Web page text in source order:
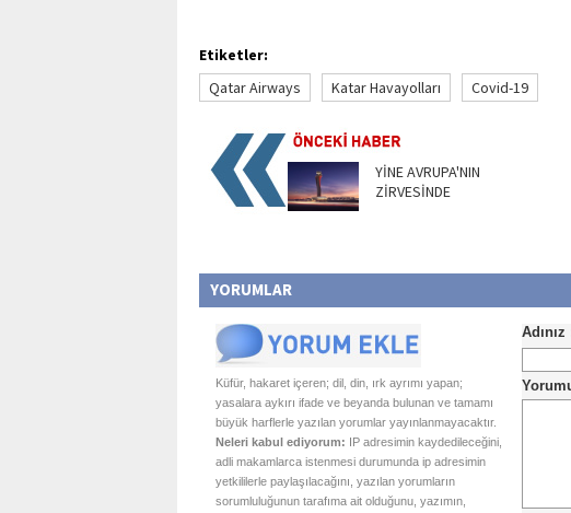
Etiketler:
Qatar Airways
Katar Havayolları Covid-19
YİNE AVRUPA'NIN
ZİRVESİNDE
YORUMLAR
Küfür, hakaret içeren; dil, din, ırk ayrımı yapan;
yasalara aykırı ifade ve beyanda bulunan ve tamamı
büyük harflerle yazılan yorumlar yayınlanmayacaktır.
Neleri kabul ediyorum: IP adresimin kaydedileceğini,
adli makamlarca istenmesi durumunda ip adresimin
yetkililerle paylaşılacağını, yazılan yorumların
sorumluluğunun tarafıma ait olduğunu, yazımın,